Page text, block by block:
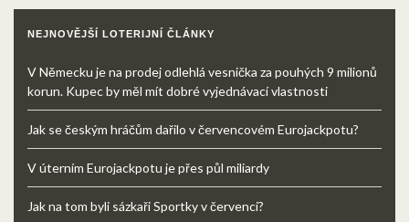
NEJNOVĚJŠÍ LOTERIJNÍ ČLÁNKY
V Německu je na prodej odlehlá vesnička za pouhých 9 milionů
korun. Kupec by měl mít dobré vyjednávací vlastnosti
Jak se českým hráčům dařilo v červencovém Eurojackpotu?
V úterním Eurojackpotu je přes půl miliardy
Jak na tom byli sázkaři Sportky v červenci?